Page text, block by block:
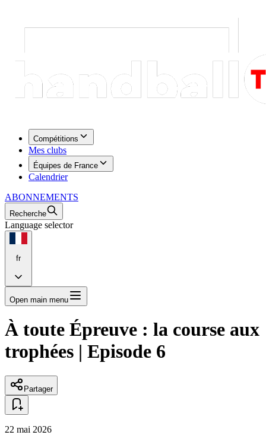
Compétitions
Mes clubs
Équipes de France
Calendrier
ABONNEMENTS
Recherche
Language selector
fr
Open main menu
À toute Épreuve : la course aux
trophées | Episode 6
Partager
22 mai 2026